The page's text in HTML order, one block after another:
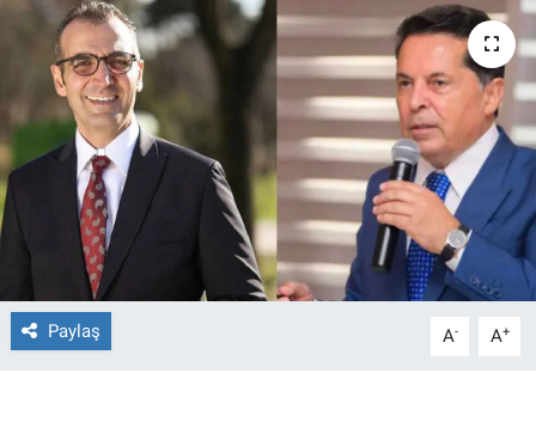
Paylaş A- A+
Eğlence
Ekonomi
Forum
Gerçeğin İzinde
Gün Başlıyor
Gün Bitiyor